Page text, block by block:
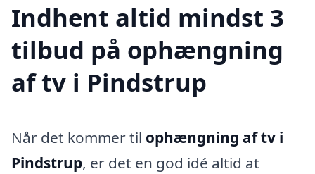
Indhent altid mindst 3
tilbud på ophængning
af tv i Pindstrup
Når det kommer til ophængning af tv i
Pindstrup, er det en god idé altid at